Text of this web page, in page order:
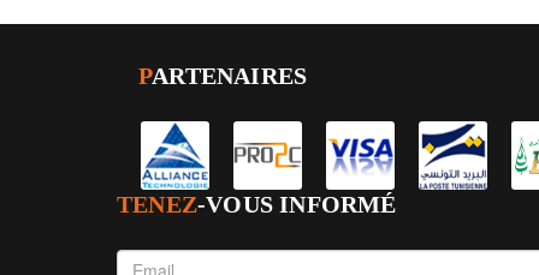
PARTENAIRES
TENEZ-VOUS INFORMÉ